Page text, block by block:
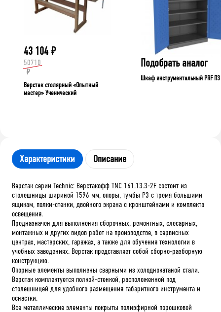
43 104 ₽
50710
₽
Верстак столярный «Опытный
мастер» Ученический
Подобрать аналог
Шкаф инструментальный PRF П3
Характеристики Описание
Верстак серии Technic: Верстакофф TNC 161.13.3-2F состоит из
столешницы шириной 1596 мм, опоры, тумбы P3 с тремя большими
ящикам, полки-стенки, двойного экрана с кронштейнами и комплекта
освещения.
Предназначен для выполнения сборочных, ремонтных, слесарных,
монтажных и других видов работ на производстве, в сервисных
центрах, мастерских, гаражах, а также для обучения технологии в
учебных заведениях. Верстак представляет собой сборно-разборную
конструкцию.
Опорные элементы выполнены сварными из холоднокатаной стали.
Верстак комплектуется полкой-стенкой, расположенной под
столешницей для удобного размещения габаритного инструмента и
оснастки.
Все металлические элементы покрыты полиэфирной порошковой